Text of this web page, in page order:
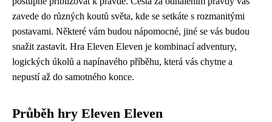
zavede do různých koutů světa, kde se setkáte s rozmanitými
postavami. Některé vám budou nápomocné, jiné se vás budou
snažit zastavit. Hra Eleven Eleven je kombinací adventury,
logických úkolů a napínavého příběhu, která vás chytne a
nepustí až do samotného konce.
Průběh hry Eleven Eleven